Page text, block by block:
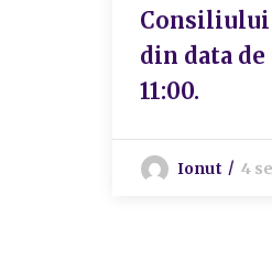
Consiliului
din data de
11:00.
Ionut 4